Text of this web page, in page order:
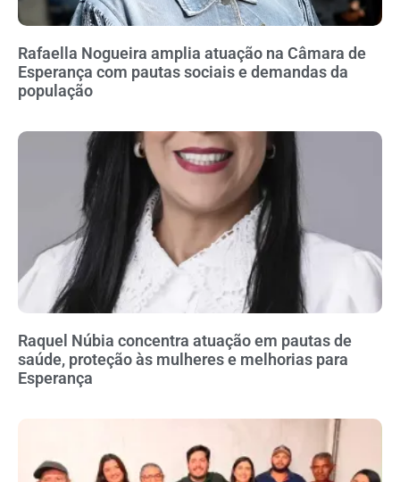
Rafaella Nogueira amplia atuação na Câmara de
Esperança com pautas sociais e demandas da
população
Raquel Núbia concentra atuação em pautas de
saúde, proteção às mulheres e melhorias para
Esperança